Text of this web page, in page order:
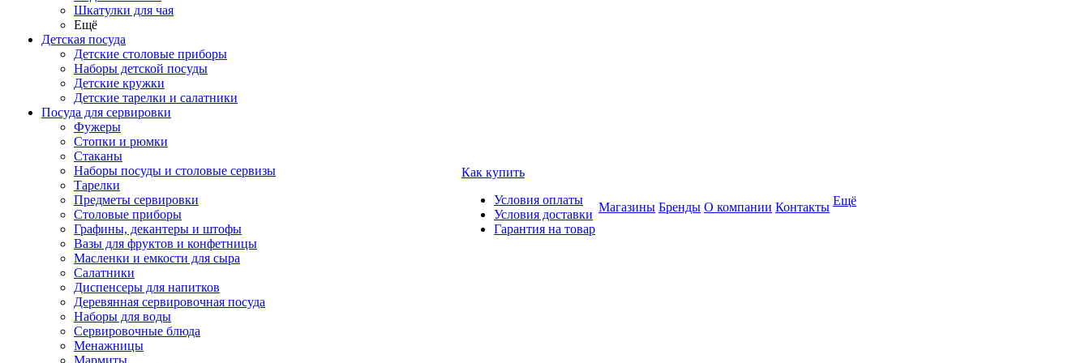
Шкатулки для чая
Ещё
Детская посуда
Детские столовые приборы
Наборы детской посуды
Детские кружки
Детские тарелки и салатники
Посуда для сервировки
Фужеры
Стопки и рюмки
Стаканы
Наборы посуды и столовые сервизы
Тарелки
Предметы сервировки
Столовые приборы
Графины, декантеры и штофы
Вазы для фруктов и конфетницы
Масленки и емкости для сыра
Салатники
Диспенсеры для напитков
Деревянная сервировочная посуда
Наборы для воды
Сервировочные блюда
Менажницы
Мармиты
Как купить
Условия оплаты
Условия доставки
Гарантия на товар
Магазины Бренды О компании Контакты Ещё